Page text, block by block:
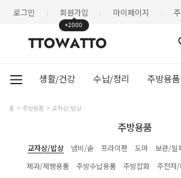
로그인 회원가입
+2000
마이페이지
생활/건강 수납/정리 주방용품
홈 주방용품 교자상/밥상
주방용품
교자상/밥상 냄비/솥 프라이팬 도마 보관/밀
제과/제빵용품
주방수납용품 주방잡화 주전자/